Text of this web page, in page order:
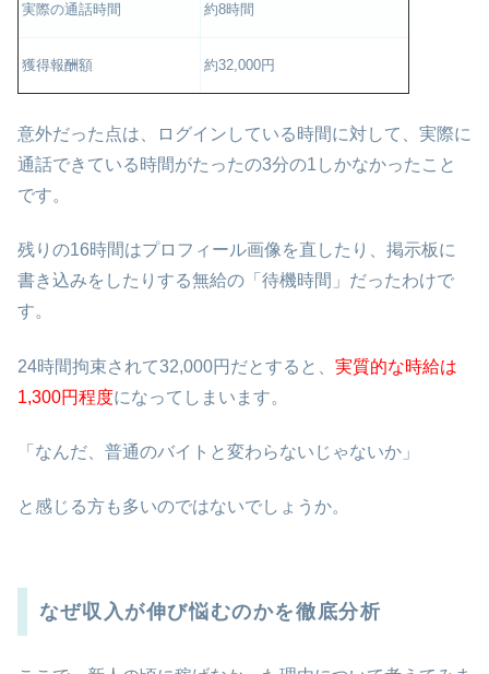
実際の通話時間 約8時間
獲得報酬額 約32,000円
意外だった点は、ログインしている時間に対して、実際に
通話できている時間がたったの3分の1しかなかったこと
です。
残りの16時間はプロフィール画像を直したり、掲示板に
書き込みをしたりする無給の「待機時間」だったわけで
す。
24時間拘束されて32,000円だとすると、 実質的な時給は
1,300円程度になってしまいます。
「なんだ、普通のバイトと変わらないじゃないか」
と感じる方も多いのではないでしょうか。
なぜ収入が伸び悩むのかを徹底分析